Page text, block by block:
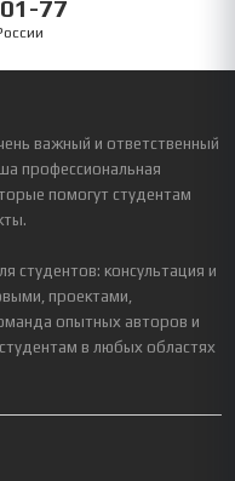
77
важный и ответственный
профессиональная
помогут студентам
студентов: консультация и
проектами,
опытных авторов и
в любых областях